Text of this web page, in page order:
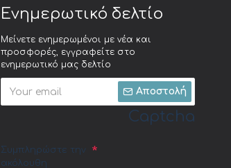
Ενημερωτικό δελτίο
Μείνετε ενημερωμένοι με νέα και
προσφορές, εγγραφείτε στο
ενημερωτικό μας δελτίο
Αποστολή
Captcha
Συμπληρώστε την
ακόλουθη